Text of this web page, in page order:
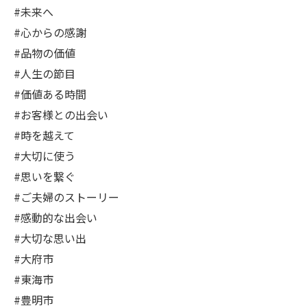
#未来へ
#心からの感謝
#品物の価値
#人生の節目
#価値ある時間
#お客様との出会い
#時を越えて
#大切に使う
#思いを繋ぐ
#ご夫婦のストーリー
#感動的な出会い
#大切な思い出
#大府市
#東海市
#豊明市